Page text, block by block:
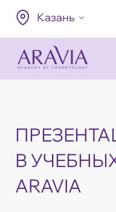
Казань
В
ARAVIA